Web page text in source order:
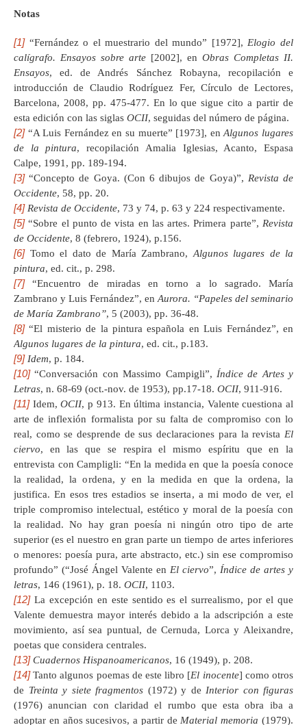
Notas
[1]“Fernández o el muestrario del mundo” [1972], Elogio del
calígrafo. Ensayos sobre arte [2002], en Obras Completas II.
Ensayos, ed. de Andrés Sánchez Robayna, recopilación e
introducción de Claudio Rodríguez Fer, Círculo de Lectores,
Barcelona, 2008, pp. 475-477. En lo que sigue cito a partir de
esta edición con las siglas OCII, seguidas del número de página.
[2]“A Luis Fernández en su muerte” [1973], enAlgunos lugares
de la pintura, recopilación Amalia Iglesias, Acanto, Espasa
Calpe, 1991, pp. 189-194.
[3]“Concepto de Goya. (Con 6 dibujos de Goya)”, Revista de
Occidente, 58, pp. 20.
[4] Revista de Occidente, 73 y 74, p. 63 y 224 respectivamente.
[5]“Sobre el punto de vista en las artes. Primera parte”, Revista
de Occidente, 8 (febrero, 1924), p.156.
[6]Tomo el dato de María Zambrano, Algunos lugares de la
pintura, ed. cit., p. 298.
[7]“Encuentro de miradas en torno a lo sagrado. María
Zambrano y Luis Fernández”, en Aurora. “Papeles del seminario
de María Zambrano”, 5 (2003), pp. 36-48.
[8]“El misterio de la pintura española en Luis Fernández”, en
Algunos lugares de la pintura, ed. cit., p.183.
[9] Idem, p. 184.
[10]“Conversación con Massimo Campigli”, Índice de Artes y
Letras, n. 68-69 (oct.-nov. de 1953), pp.17-18. OCII, 911-916.
[11]Idem,OCII, p 913. En última instancia, Valente cuestiona al
arte de inflexión formalista por su falta de compromiso con lo
real, como se desprende de sus declaraciones para la revista El
ciervo, en las que se respira el mismo espíritu que en la
entrevista con Campligli: “En la medida en que la poesía conoce
la realidad, la ordena, y en la medida en que la ordena, la
justifica. En esos tres estadios se inserta, a mi modo de ver, el
triple compromiso intelectual, estético y moral de la poesía con
la realidad. No hay gran poesía ni ningún otro tipo de arte
superior (es el nuestro en gran parte un tiempo de artes inferiores
o menores: poesía pura, arte abstracto, etc.) sin ese compromiso
profundo” (“José Ángel Valente en El ciervo”, Índice de artes y
letras, 146 (1961), p. 18. OCII, 1103.
[12]La excepción en este sentido es el surrealismo, por el que
Valente demuestra mayor interés debido a la adscripción a este
movimiento, así sea puntual, de Cernuda, Lorca y Aleixandre,
poetas que considera centrales.
[13] Cuadernos Hispanoamericanos, 16 (1949), p. 208.
[14]Tanto algunos poemas de este libro [El inocente] como otros
de Treinta y siete fragmentos (1972) y de Interior con figuras
(1976) anuncian con claridad el rumbo que esta obra iba a
adoptar en años sucesivos, a partir de Material memoria (1979).